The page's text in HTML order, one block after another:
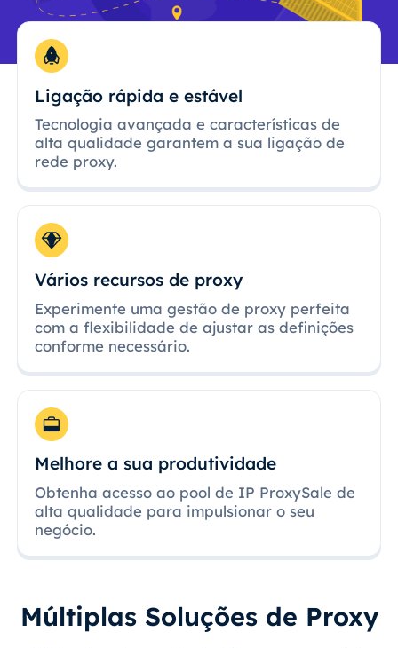
Ligação rápida e estável
Tecnologia avançada e características de
alta qualidade garantem a sua ligação de
rede proxy.
Vários recursos de proxy
Experimente uma gestão de proxy perfeita
com a flexibilidade de ajustar as definições
conforme necessário.
Melhore a sua produtividade
Obtenha acesso ao pool de IP ProxySale de
alta qualidade para impulsionar o seu
negócio.
Múltiplas Soluções de Proxy